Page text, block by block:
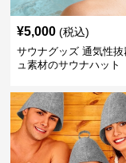
¥5,000 (税込)
サウナグッズ 通気性抜
ュ素材のサウナハット